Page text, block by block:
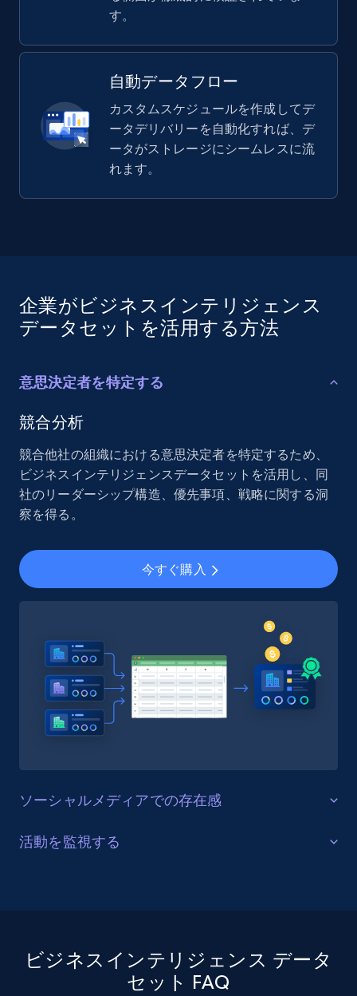
す。
自動データフロー
カスタムスケジュールを作成してデ
ータデリバリーを自動化すれば、デ
ータがストレージにシームレスに流
れます。
企業がビジネスインテリジェンス
データセットを活用する方法
意思決定者を特定する
競合分析
競合他社の組織における意思決定者を特定するため、
ビジネスインテリジェンスデータセットを活用し、同
社のリーダーシップ構造、優先事項、戦略に関する洞
察を得る。
今すぐ購入
ソーシャルメディアでの存在感
マーケティング分析
今すぐ購入
活動を監視する
デートに関する洞察を得るため、企業のオンライン活
動を追跡する。
ビジネスインテリジェンス データ
セット FAQ